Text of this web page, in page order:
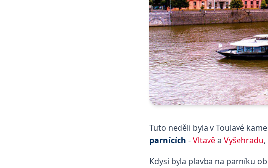
Tuto neděli byla v Toulavé
parnících -Vltavěa Vyšehradu
Kdysi byla plavba na parníku